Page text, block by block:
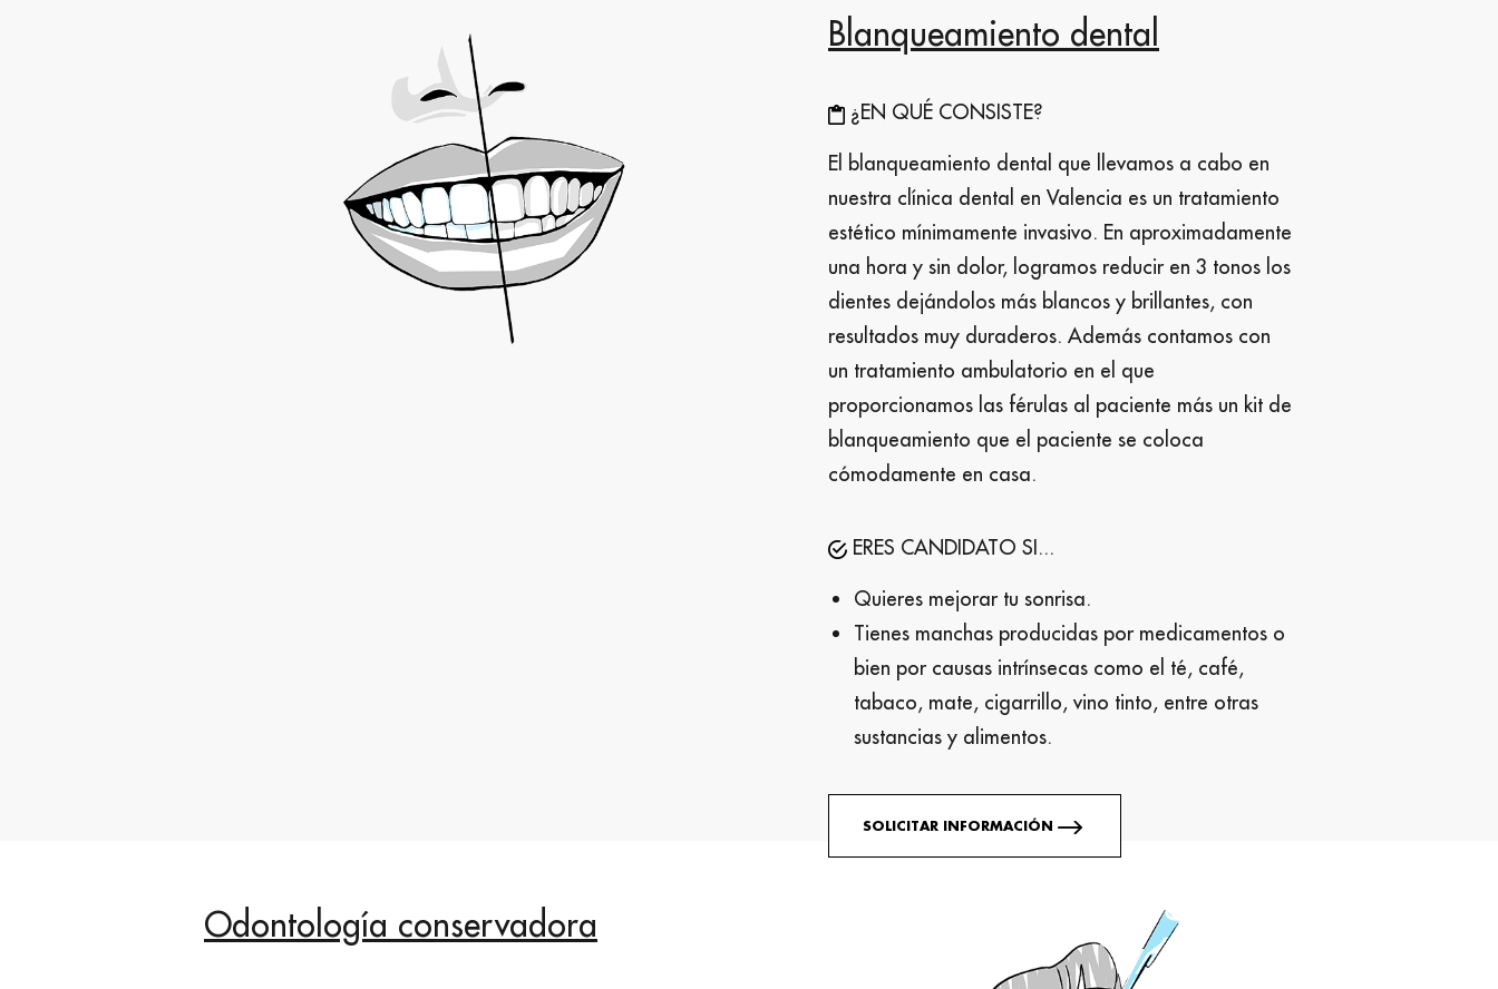
Blanqueamiento dental
¿EN QUÉ CONSISTE?
El blanqueamiento dental que llevamos a cabo en
nuestra clínica dental en Valencia es un tratamiento
estético mínimamente invasivo. En aproximadamente
una hora y sin dolor, logramos reducir en 3 tonos los
dientes dejándolos más blancos y brillantes, con
resultados muy duraderos. Además contamos con
un tratamiento ambulatorio en el que
proporcionamos las férulas al paciente más un kit de
blanqueamiento que el paciente se coloca
cómodamente en casa.
ERES CANDIDATO SI...
Quieres mejorar tu sonrisa.
Tienes manchas producidas por medicamentos o
bien por causas intrínsecas como el té, café,
tabaco, mate, cigarrillo, vino tinto, entre otras
sustancias y alimentos.
SOLICITAR INFORMACIÓN
Odontología conservadora